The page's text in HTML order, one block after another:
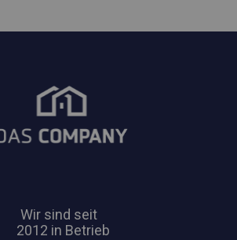
Wir sind seit
2012 in Betrieb